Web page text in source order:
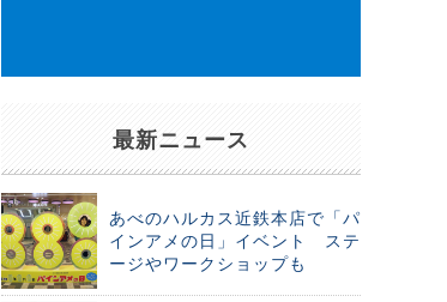
最新ニュース
あべのハルカス近鉄本店で「パ
インアメの日」イベント ステ
ージやワークショップも